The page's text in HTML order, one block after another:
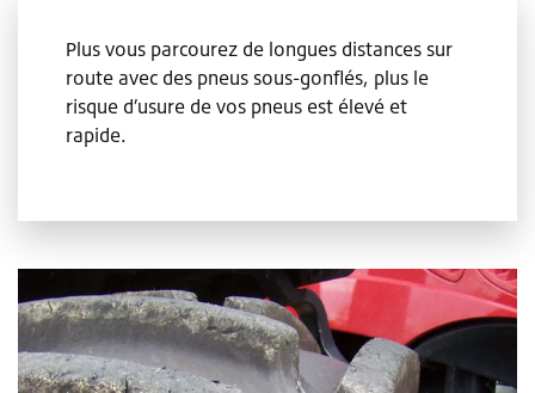
Plus vous parcourez de longues distances sur
route avec des pneus sous-gonflés, plus le
risque d’usure de vos pneus est élevé et
rapide.